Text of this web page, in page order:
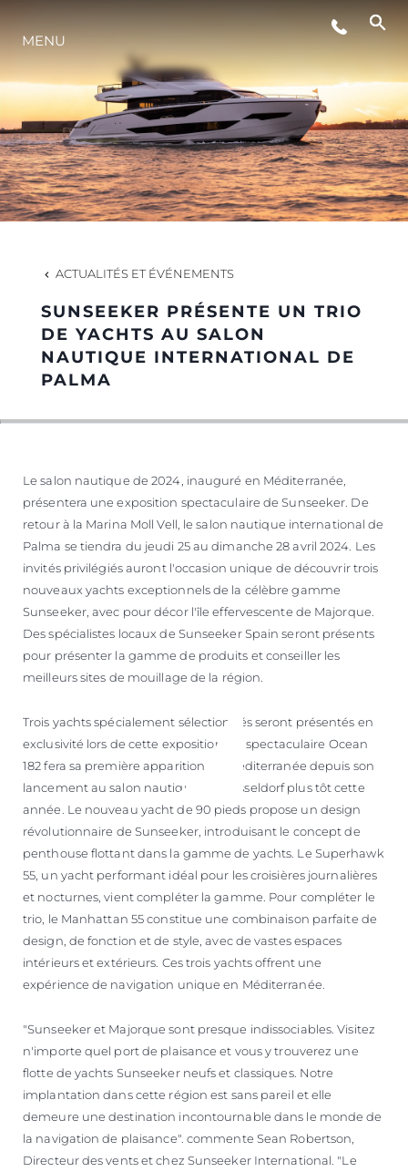
STYLE DE VIE
L'INNOVATION
LA SOCIÉTÉ
NOTRE ÉQUIPE
NOTRE HÉRITAGE
MENU
ACTUALITÉS ET ÉVÉNEMENTS
SUNSEEKER PRÉSENTE UN TRIO
DE YACHTS AU SALON
NAUTIQUE INTERNATIONAL DE
PALMA
Le salon nautique de 2024, inauguré en Méditerranée,
présentera une exposition spectaculaire de Sunseeker. De
retour à la Marina Moll Vell, le salon nautique international de
Palma se tiendra du jeudi 25 au dimanche 28 avril 2024. Les
invités privilégiés auront l'occasion unique de découvrir trois
nouveaux yachts exceptionnels de la célèbre gamme
Sunseeker, avec pour décor l'île effervescente de Majorque.
Des spécialistes locaux de Sunseeker Spain seront présents
pour présenter la gamme de produits et conseiller les
meilleurs sites de mouillage de la région.
Trois yachts spécialement sélectionnés seront présentés en
exclusivité lors de cette exposition. Le spectaculaire Ocean
182 fera sa première apparition en Méditerranée depuis son
lancement au salon nautique de Düsseldorf plus tôt cette
année. Le nouveau yacht de 90 pieds propose un design
révolutionnaire de Sunseeker, introduisant le concept de
penthouse flottant dans la gamme de yachts. Le Superhawk
55, un yacht performant idéal pour les croisières journalières
et nocturnes, vient compléter la gamme. Pour compléter le
trio, le Manhattan 55 constitue une combinaison parfaite de
design, de fonction et de style, avec de vastes espaces
intérieurs et extérieurs. Ces trois yachts offrent une
expérience de navigation unique en Méditerranée.
"Sunseeker et Majorque sont presque indissociables. Visitez
n'importe quel port de plaisance et vous y trouverez une
flotte de yachts Sunseeker neufs et classiques. Notre
implantation dans cette région est sans pareil et elle
demeure une destination incontournable dans le monde de
la navigation de plaisance". commente Sean Robertson,
Directeur des vents et chez Sunseeker International. "Le